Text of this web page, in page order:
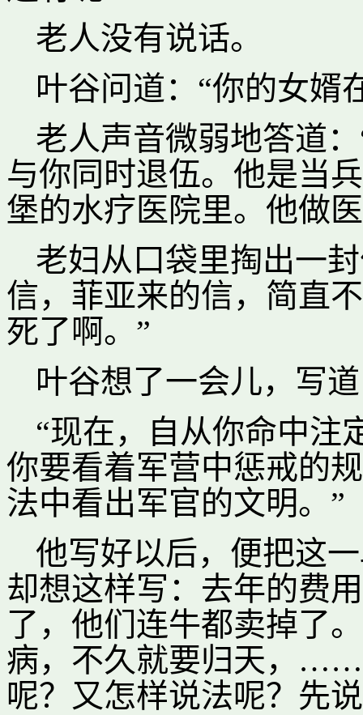
老人没有说话。
叶谷问道：“你的女婿
老人声音微弱地答道
与你同时退伍。他是当
堡的水疗医院里。他做
老妇从口袋里掏出一
信，菲亚来的信，简直
死了啊。”
叶谷想了一会儿，写
“现在，自从你命中注
你要看着军营中惩戒的
法中看出军官的文明。”
他写好以后，便把这
却想这样写：去年的费
了，他们连牛都卖掉了
病，不久就要归天，……
呢？又怎样说法呢？先